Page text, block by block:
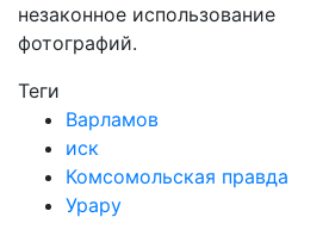
незаконное использование
фотографий.
Теги
Варламов
иск
Комсомольская правда
Урару